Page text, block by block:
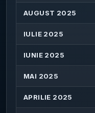
AUGUST 2025
IULIE 2025
IUNIE 2025
MAI 2025
APRILIE 2025